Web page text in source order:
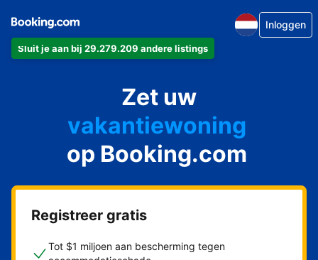
Sluit je aan bij 29.279.209 andere listings
Inloggen
Zet uw
appartement
hotel
vakantiewoning
pension
bed & breakfast
op Booking.com
Registreer gratis
Tot $1 miljoen aan bescherming tegen